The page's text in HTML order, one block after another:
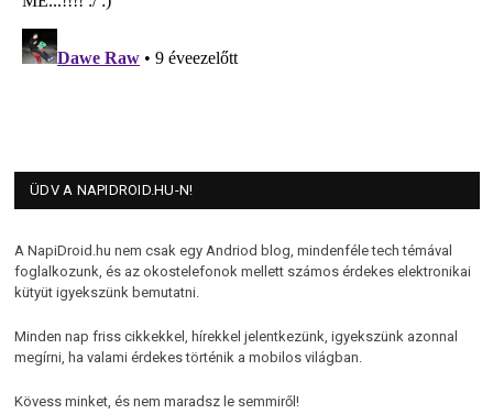
ÜDV A NAPIDROID.HU-N!
A NapiDroid.hu nem csak egy Andriod blog, mindenféle tech témával
foglalkozunk, és az okostelefonok mellett számos érdekes elektronikai
kütyüt igyekszünk bemutatni.
Minden nap friss cikkekkel, hírekkel jelentkezünk, igyekszünk azonnal
megírni, ha valami érdekes történik a mobilos világban.
Kövess minket, és nem maradsz le semmiről!